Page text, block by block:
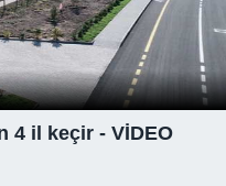
4 il keçir - VİDEO